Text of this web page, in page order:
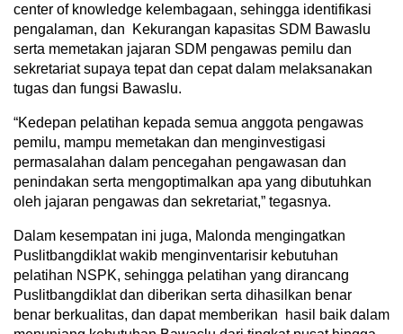
center of knowledge kelembagaan, sehingga identifikasi
pengalaman, dan Kekurangan kapasitas SDM Bawaslu
serta memetakan jajaran SDM pengawas pemilu dan
sekretariat supaya tepat dan cepat dalam melaksanakan
tugas dan fungsi Bawaslu.
“Kedepan pelatihan kepada semua anggota pengawas
pemilu, mampu memetakan dan menginvestigasi
permasalahan dalam pencegahan pengawasan dan
penindakan serta mengoptimalkan apa yang dibutuhkan
oleh jajaran pengawas dan sekretariat,” tegasnya.
Dalam kesempatan ini juga, Malonda mengingatkan
Puslitbangdiklat wakib menginventarisir kebutuhan
pelatihan NSPK, sehingga pelatihan yang dirancang
Puslitbangdiklat dan diberikan serta dihasilkan benar
benar berkualitas, dan dapat memberikan hasil baik dalam